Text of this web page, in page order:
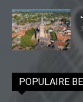
POPULAIRE